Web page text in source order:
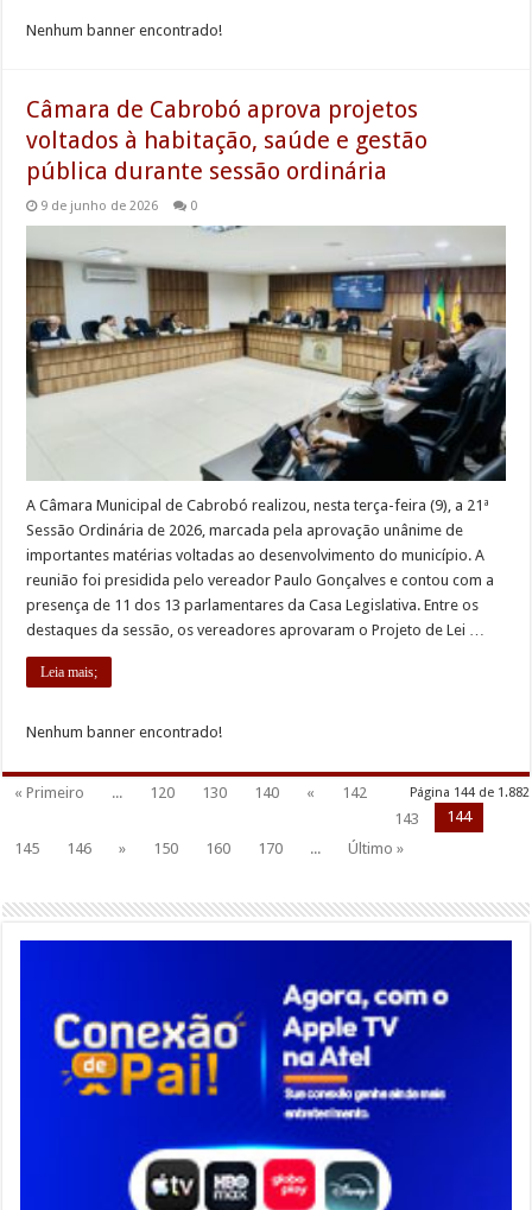
Nenhum banner encontrado!
Câmara de Cabrobó aprova projetos
voltados à habitação, saúde e gestão
pública durante sessão ordinária
9 de junho de 2026 0
A Câmara Municipal de Cabrobó realizou, nesta terça-feira (9), a 21ª
Sessão Ordinária de 2026, marcada pela aprovação unânime de
importantes matérias voltadas ao desenvolvimento do município. A
reunião foi presidida pelo vereador Paulo Gonçalves e contou com a
presença de 11 dos 13 parlamentares da Casa Legislativa. Entre os
destaques da sessão, os vereadores aprovaram o Projeto de Lei …
Leia mais;
Nenhum banner encontrado!
Página 144 de 1.882
« Primeiro ... 120 130 140 «
142
143
144
145
146 » 150 160 170 ... Último »